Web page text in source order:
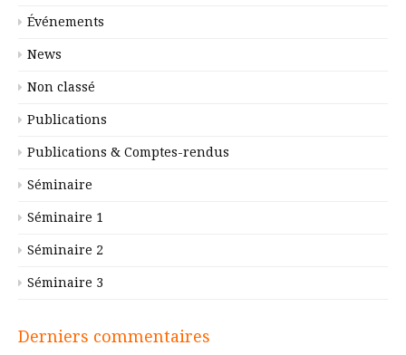
Événements
News
Non classé
Publications
Publications & Comptes-rendus
Séminaire
Séminaire 1
Séminaire 2
Séminaire 3
Derniers commentaires